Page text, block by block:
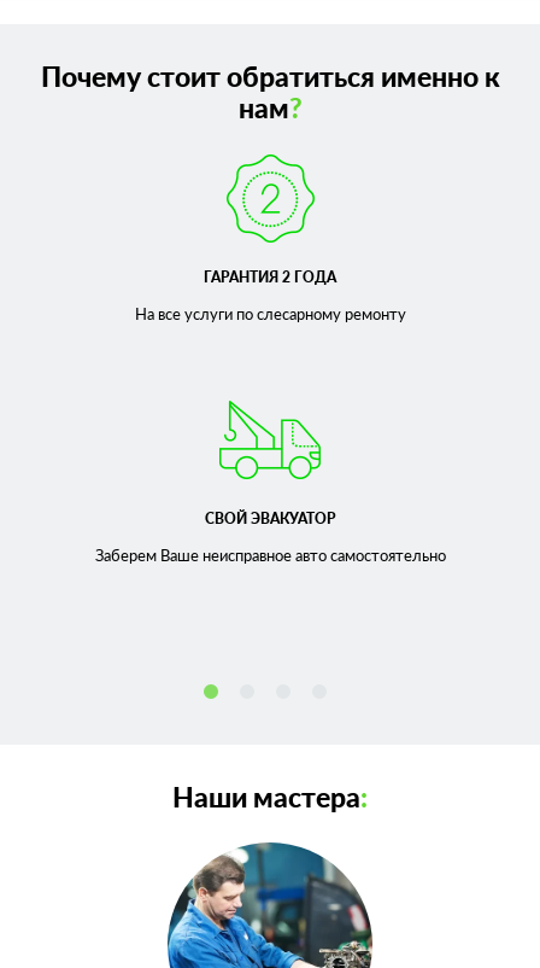
Почему стоит обратиться именно к
нам?
ГАРАНТИЯ 2 ГОДА
На все услуги по слесарномуремонту
СВОЙ ЭВАКУАТОР
Заберем Ваше неисправноеавто самостоятельно
Наши мастера: